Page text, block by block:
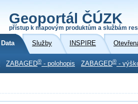
Geoportál ČÚZK
přístup k mapovým produktům a službám
Data Služby INSPIRE
ZABAGED® - polohopis ZABAGED® -